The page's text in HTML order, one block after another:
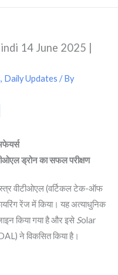
14 June 2025 |
, Daily Updates / By
ड्रोन का सफल परीक्षण
वीटीओएल (वर्टिकल टेक-ऑफ
रेंज में किया। यह अत्याधुनिक
किया गया है और इसे Solar
ने विकसित किया है।